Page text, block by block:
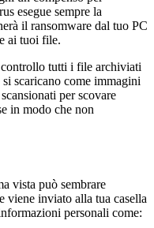
esegue sempre la
il ransomware dal tuo PC
ai tuoi file.
tutti i file archiviati
scaricano come immagini
per scovare
in modo che non
vista può sembrare
viene inviato alla tua casella
personali come: